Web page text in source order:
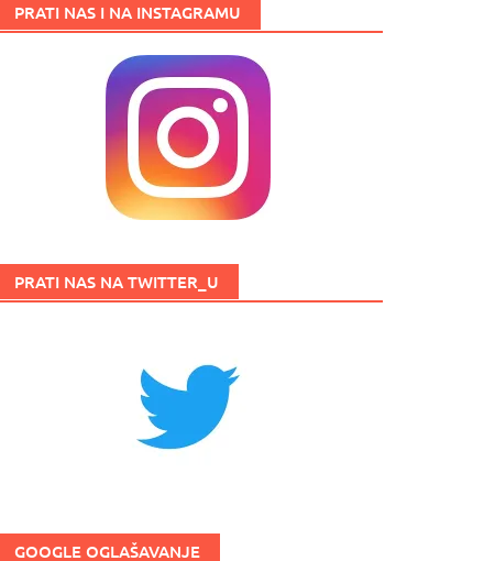
PRATI NAS I NA INSTAGRAMU
PRATI NAS NA TWITTER_U
GOOGLE OGLAŠAVANJE